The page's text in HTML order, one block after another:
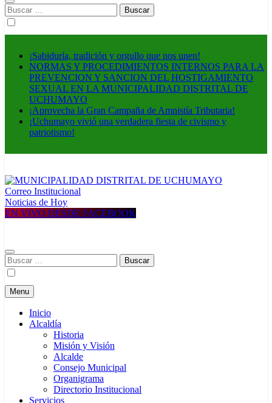
Buscar:
¡Sabiduría, tradición y orgullo que nos unen!
NORMAS Y PROCEDIMIENTOS INTERNOS PARA LA
PREVENCION Y SANCION DEL HOSTIGAMIENTO
SEXUAL EN LA MUNICIPALIDAD DISTRITAL DE
UCHUMAYO
¡Aprovecha la Gran Campaña de Amnistía Tributaria!
¡Uchumayo vivió una verdadera fiesta de civismo y
patriotismo!
MUNICIPALIDAD DISTRITAL DE UCHUMAYO
Construyendo una nueva Historia
Correo Institucional
Noticias de Hoy
EN VIVO DESDE FACEBOOK
Buscar:
Menu
Inicio
Alcaldía
Historia
Misión y Visión
Alcalde
Consejo Municipal
Organigrama
Directorio Institucional
Servicios